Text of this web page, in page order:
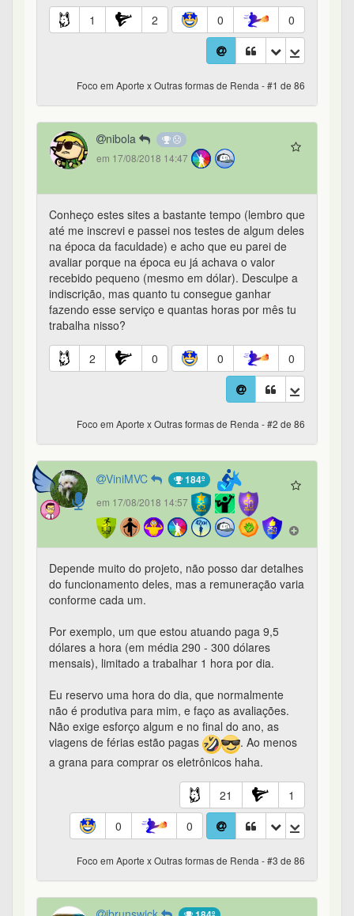
1 2 0 0
Foco em Aporte x Outras formas de Renda - #1 de 86
nibola
em 17/08/2018 14:47
Conheço estes sites a bastante tempo (lembro que
até me inscrevi e passei nos testes de algum deles
na época da faculdade) e acho que eu parei de
avaliar porque na época eu já achava o valor
recebido pequeno (mesmo em dólar). Desculpe a
indiscrição, mas quanto tu consegue ganhar
fazendo esse serviço e quantas horas por mês tu
trabalha nisso?
2 0 0 0
Foco em Aporte x Outras formas de Renda - #2 de 86
ViniMVC 184º
em 17/08/2018 14:57
Depende muito do projeto, não posso dar detalhes
do funcionamento deles, mas a remuneração varia
conforme cada um.
Por exemplo, um que estou atuando paga 9,5
dólares a hora (em média 290 - 300 dólares
mensais), limitado a trabalhar 1 hora por dia.
Eu reservo uma hora do dia, que normalmente
não é produtiva para mim, e faço as avaliações.
Não exige esforço algum e no final do ano, as
viagens de férias estão pagas
. Ao menos
a grana para comprar os eletrônicos haha.
21
1
0
0
Foco em Aporte x Outras formas de Renda - #3 de 86